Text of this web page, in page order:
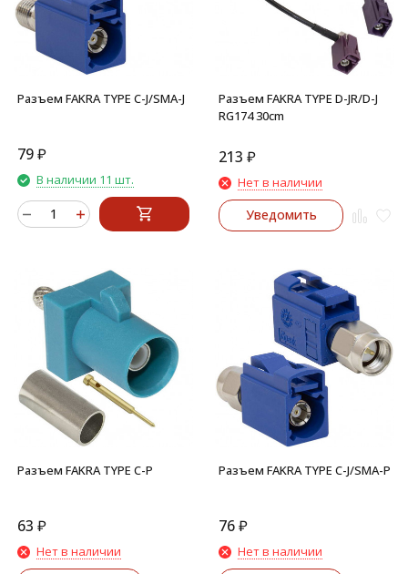
Разъем FAKRA TYPE C-J/SMA-J
79₽
В наличии 11 шт.
Разъем FAKRA TYPE D-JR/D-J
RG174 30cm
213 ₽
Нет в наличии
Уведомить
Разъем FAKRA TYPE C-P
63 ₽
Нет в наличии
Разъем FAKRA TYPE C-J/SMA-P
76₽
Нет в наличии